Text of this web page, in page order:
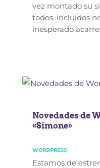
vez montado su
todos, incluidos
inesperado
Novedades de
«Simone»
WORDPRESS
Estamos de